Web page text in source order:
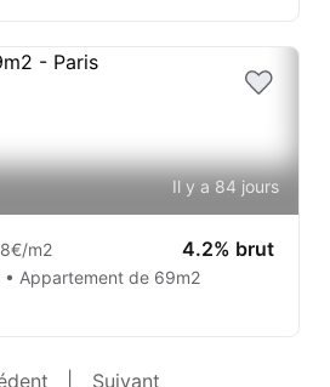
Il y a 84 jours
m2 4.2% brut
• Appartement de 69m2
Suivant